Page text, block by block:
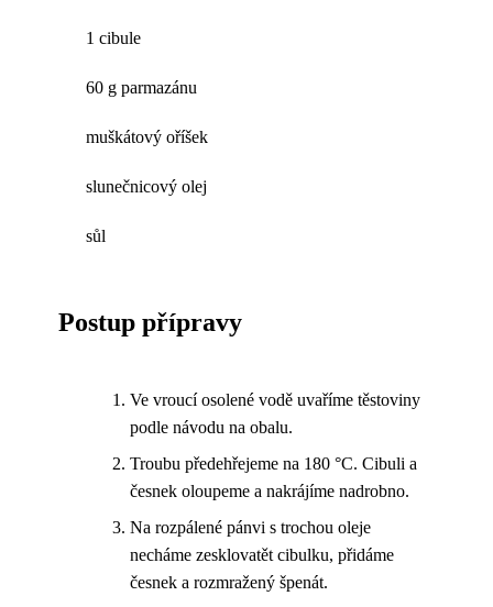
1 cibule
60 g parmazánu
muškátový oříšek
slunečnicový olej
sůl
Postup přípravy
Ve vroucí osolené vodě uvaříme těstoviny
podle návodu na obalu.
Troubu předehřejeme na 180 °C. Cibuli a
česnek oloupeme a nakrájíme nadrobno.
Na rozpálené pánvi s trochou oleje
necháme zesklovatět cibulku, přidáme
česnek a rozmražený špenát.